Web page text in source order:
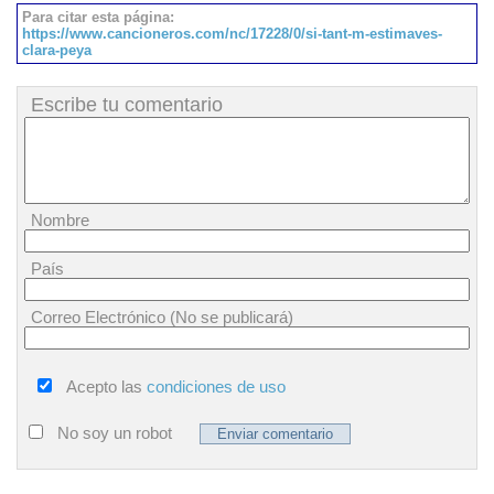
Para citar esta página:
https://www.cancioneros.com/nc/17228/0/si-tant-m-estimaves-
clara-peya
Escribe tu comentario
Nombre
País
Correo Electrónico (No se publicará)
Acepto las condiciones de uso
No soy un robot